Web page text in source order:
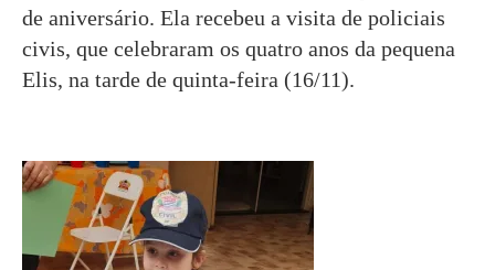
de aniversário. Ela recebeu a visita de policiais
civis, que celebraram os quatro anos da pequena
Elis, na tarde de quinta-feira (16/11).